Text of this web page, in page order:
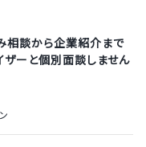
相談から企業紹介まで
ーと個別面談しません